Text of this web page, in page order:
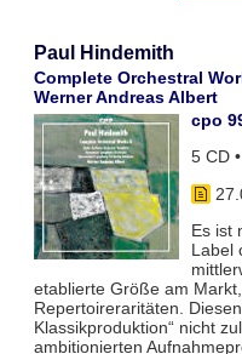
Paul Hindemith
Complete Orchestral
Werner Andreas Albert
cpo
5 CD
Es ist
Label
etablierte Größe am
Repertoireraritäten.
Klassikproduktion“ nicht
ambitionierten